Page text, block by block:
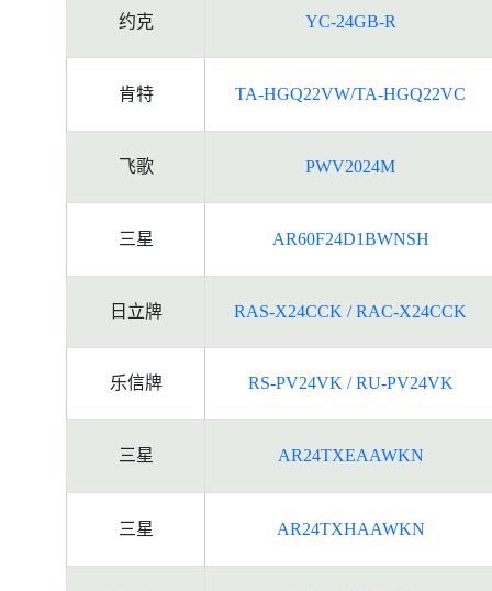
约克 YC-24GB-R
肯特 TA-HGQ22VW/TA-HGQ22VC
飞歌 PWV2024M
三星 AR60F24D1BWNSH
日立牌 RAS-X24CCK / RAC-X24CCK
乐信牌 RS-PV24VK / RU-PV24VK
三星 AR24TXEAAWKN
三星 AR24TXHAAWKN